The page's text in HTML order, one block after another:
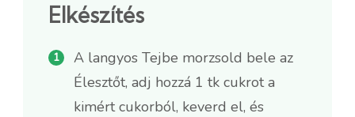
Elkészítés
A langyos Tejbe morzsold bele az
Élesztőt, adj hozzá 1 tk cukrot a
kimért cukorból, keverd el, és